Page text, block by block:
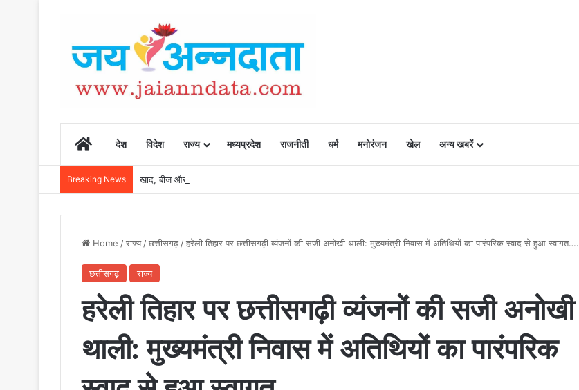
Homeदेश विदेश राज्य मध्यप्रदेश राजनीती धर्म मनोरंजन खेल अन्य खबरें
Breaking News खाद, बीज और उर्वरकों की समय पर उपलब्धता से किसानों में उत्साह, नैनो डीएपी और नैनो यूरिया बने किसानों के भरोसेमंद कृषि साथी…..
Home /राज्य/छत्तीसगढ़/हरेली तिहार पर छत्तीसगढ़ी व्यंजनों की सजी अनोखी थाली: मुख्यमंत्री निवास में अतिथियों का पारंपरिक स्वाद से हुआ स्वागत….
छत्तीसगढ़ राज्य
हरेली तिहार पर छत्तीसगढ़ी व्यंजनों की सजी अनोखी
थाली: मुख्यमंत्री निवास में अतिथियों का पारंपरिक